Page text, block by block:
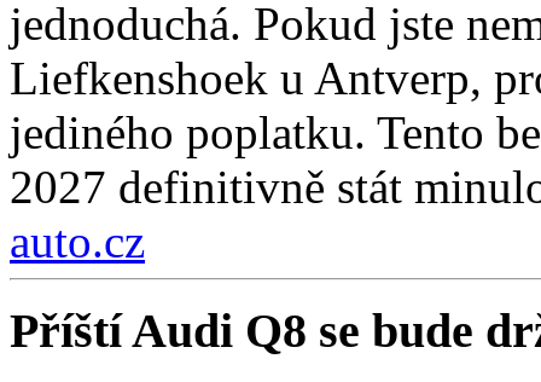
jednoduchá. Pokud jste
Liefkenshoek u Antverp,
jediného poplatku. Tento
2027 definitivně stát
auto.cz
Příští Audi Q8 se bude